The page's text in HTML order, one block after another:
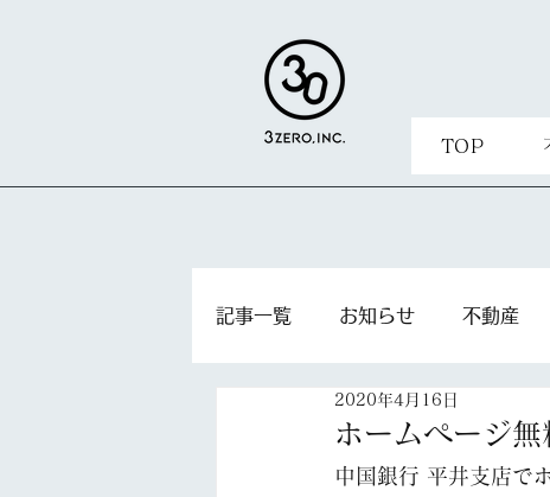
TOP
記事一覧 お知らせ 不動産
ホームページ
2020年4月16日
中国銀行 平井支店で